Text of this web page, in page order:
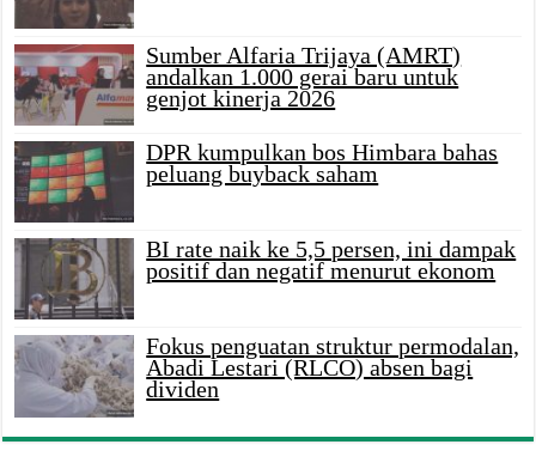
Sumber Alfaria Trijaya (AMRT)
andalkan 1.000 gerai baru untuk
genjot kinerja 2026
DPR kumpulkan bos Himbara bahas
peluang buyback saham
BI rate naik ke 5,5 persen, ini dampak
positif dan negatif menurut ekonom
Fokus penguatan struktur permodalan,
Abadi Lestari (RLCO) absen bagi
dividen